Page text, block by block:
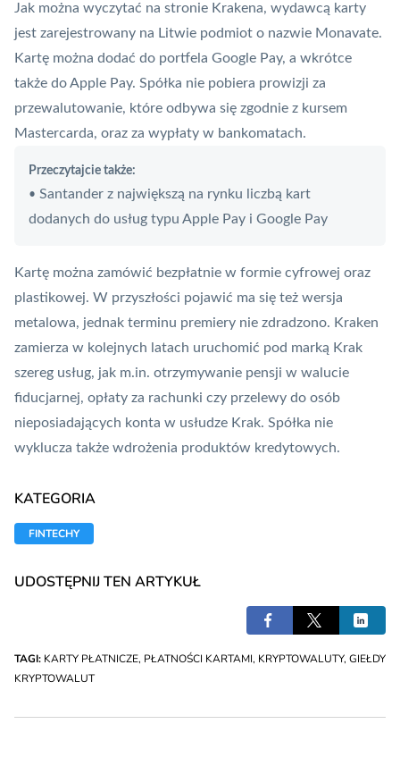
Jak można wyczytać na stronie Krakena, wydawcą karty
jest zarejestrowany na Litwie podmiot o nazwie Monavate.
Kartę można dodać do portfela Google Pay, a wkrótce
także doApple Pay. Spółka nie pobiera prowizji za
przewalutowanie, które odbywa się zgodnie z kursem
Mastercarda, oraz za wypłaty w bankomatach.
Przeczytajcie także:
• Santander z największą na rynku liczbą kart
dodanych do usług typu Apple Pay i Google Pay
Kartę można zamówić bezpłatnie w formie cyfrowej oraz
plastikowej. W przyszłości pojawić ma się też wersja
metalowa, jednak terminu premiery nie zdradzono. Kraken
zamierza w kolejnych latach uruchomić pod marką Krak
szereg usług, jak m.in. otrzymywanie pensji w walucie
fiducjarnej, opłaty za rachunki czy przelewy do osób
nieposiadających konta w usłudze Krak. Spółka nie
wyklucza także wdrożenia produktów kredytowych.
KATEGORIA
FINTECHY
UDOSTĘPNIJ TEN ARTYKUŁ
TAGI: KARTY PŁATNICZE, PŁATNOŚCI KARTAMI, KRYPTOWALUTY, GIEŁDY
KRYPTOWALUT